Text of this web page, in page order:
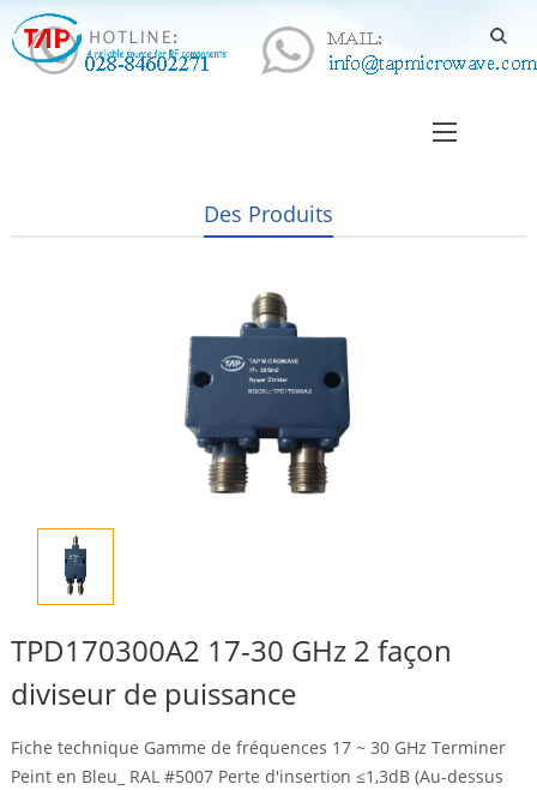
Des Produits
TPD170300A2 17-30 GHz 2 façon
diviseur de puissance
Fiche technique Gamme de fréquences 17 ~ 30 GHz Terminer
Peint en Bleu_ RAL #5007 Perte d'insertion ≤1,3dB (Au-dessus